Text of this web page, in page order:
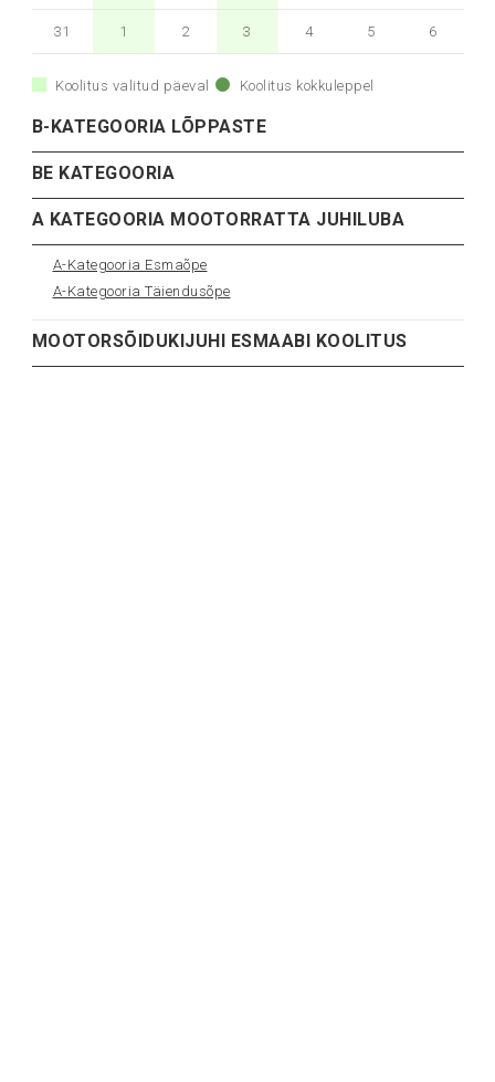
31 1 2 3 4 5 6
Koolitus valitud päeval Koolitus kokkuleppel
B-KATEGOORIA LÕPPASTE
BE KATEGOORIA
A KATEGOORIA MOOTORRATTA JUHILUBA
A-Kategooria Esmaõpe
A-Kategooria Täiendusõpe
MOOTORSÕIDUKIJUHI ESMAABI KOOLITUS